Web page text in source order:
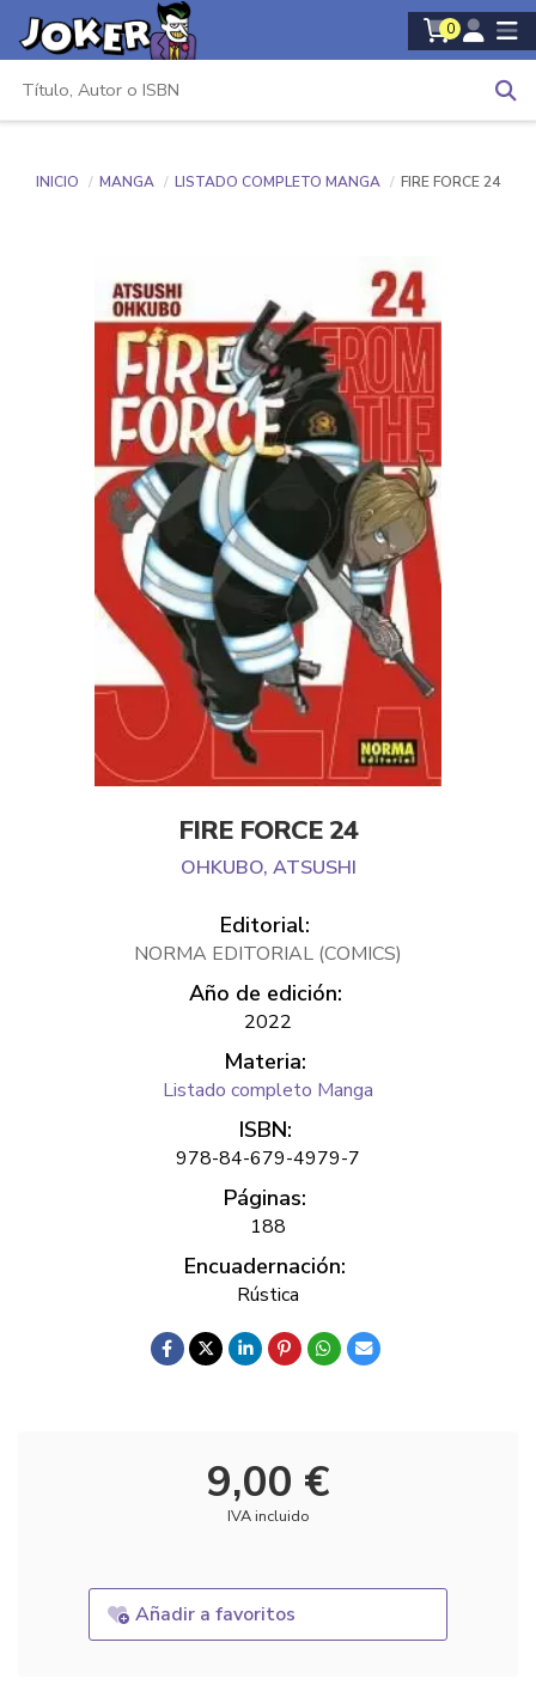
0
INICIO MANGA LISTADO COMPLETO MANGA FIRE FORCE 24
FIRE FORCE 24
OHKUBO, ATSUSHI
Editorial:
NORMA EDITORIAL (COMICS)
Año de edición:
2022
Materia:
Listado completo Manga
ISBN:
978-84-679-4979-7
Páginas:
188
Encuadernación:
Rústica
9,00 €
IVA incluido
Añadir a favoritos